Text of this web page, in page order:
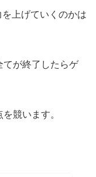
上げていくのかは
てが終了したらゲ
競います。